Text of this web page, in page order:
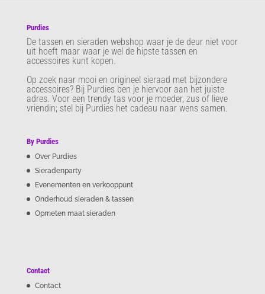
Purdies
De tassen en sieraden webshop waar je de deur niet voor
uit hoeft maar waar je wel de hipste tassen en
accessoires kunt kopen.
Op zoek naar mooi en origineel sieraad met bijzondere
accessoires? Bij Purdies ben je hiervoor aan het juiste
adres. Voor een trendy tas voor je moeder, zus of lieve
vriendin; stel bij Purdies het cadeau naar wens samen.
By Purdies
Over Purdies
Sieradenparty
Evenementen en verkooppunt
Onderhoud sieraden & tassen
Opmeten maat sieraden
Contact
Contact